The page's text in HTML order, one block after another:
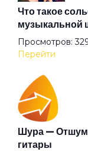
Альтернатива
Ангел
Ангел дождя
Ангел
Что такое
музыкальной
Просмотров:
Перейти
Шура —
гитары